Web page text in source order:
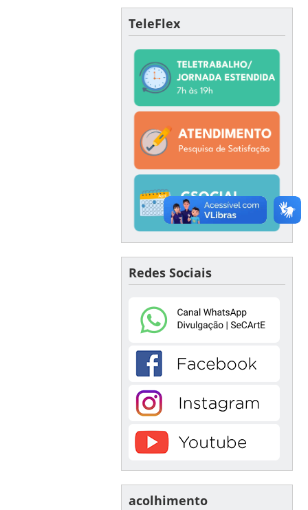
TeleFlex
Redes Sociais
acolhimento